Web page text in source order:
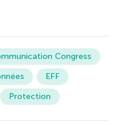
Congress
EFF
Protection